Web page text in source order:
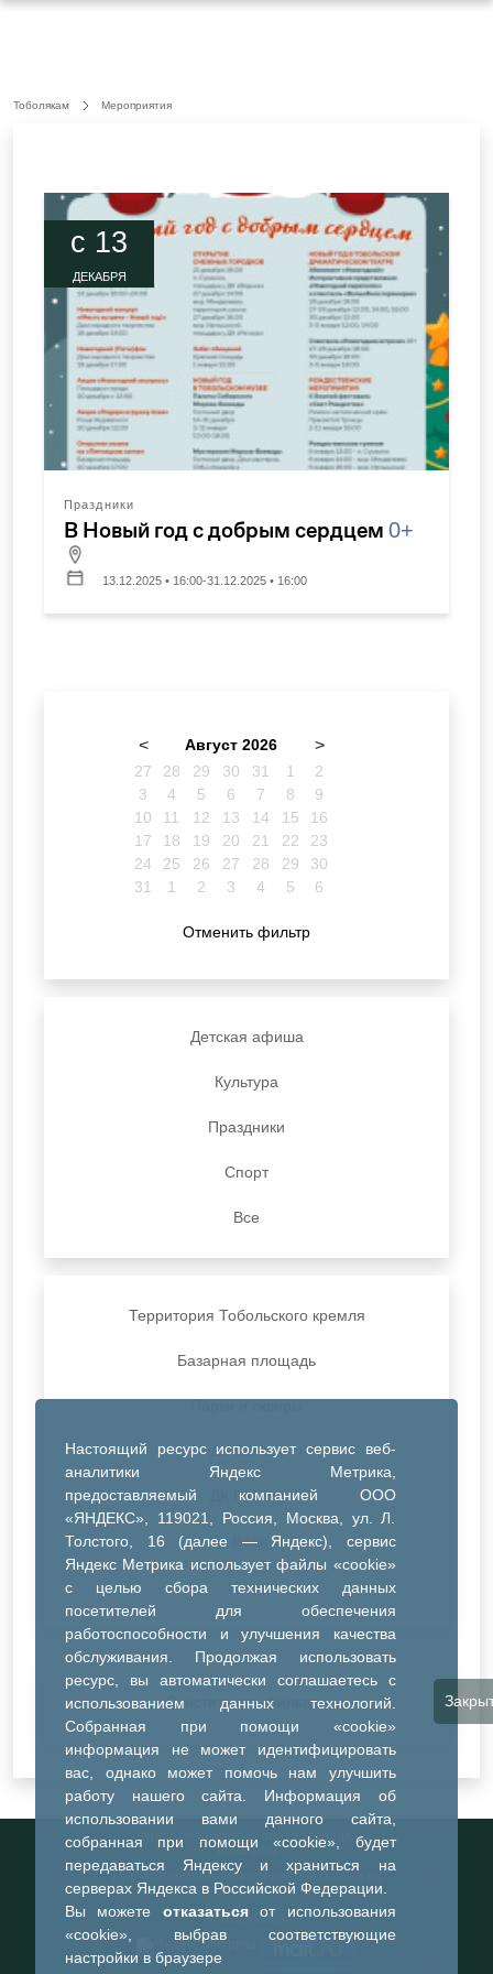
Настоящий ресурс использует сервис веб-
аналитики Яндекс Метрика,
предоставляемый компанией ООО
«ЯНДЕКС», 119021, Россия, Москва, ул. Л.
Толстого, 16 (далее — Яндекс), сервис
Яндекс Метрика использует файлы «cookie»
с целью сбора технических данных
посетителей для обеспечения
работоспособности и улучшения качества
обслуживания. Продолжая использовать
ресурс, вы автоматически соглашаетесь с
использованием данных технологий.
Собранная при помощи «cookie»
информация не может идентифицировать
вас, однако может помочь нам улучшить
работу нашего сайта. Информация об
использовании вами данного сайта,
собранная при помощи «cookie», будет
передаваться Яндексу и храниться на
серверах Яндекса в Российской Федерации.
Вы можете отказатьсяот использования
«cookie», выбрав соответствующие
настройки в браузере
Тоболякам Мероприятия
c 13
ДЕКАБРЯ
Праздники
В Новый год с добрым сердцем 0+
13.12.2025 • 16:00-31.12.2025 • 16:00
< Август 2026 >
27 28 29 30 31 1
2
3
4 5 6 7 8
9
10
11 12 13 14 15
16
17
18 19 20 21 22
23
24
25 26 27 28 29
30
31
1 2 3 4 5 6
Отменить фильтр
Детская афиша
Культура
Праздники
Спорт
Все
Территория Тобольского кремля
Базарная площадь
ДК Синтез
ДК Речник
ДК Водник
Иное
Очистить все фильтры
Информационный портал города
Тобольска
При использовании материалов ссылка на
портал обязательна
©2023-2026